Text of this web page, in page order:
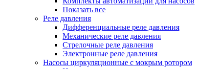
Показать все
Реле давления
Дифференциальные реле давления
Механические реле давления
Стрелочные реле давления
Электронные реле давления
Насосы циркуляционные с мокрым ротором